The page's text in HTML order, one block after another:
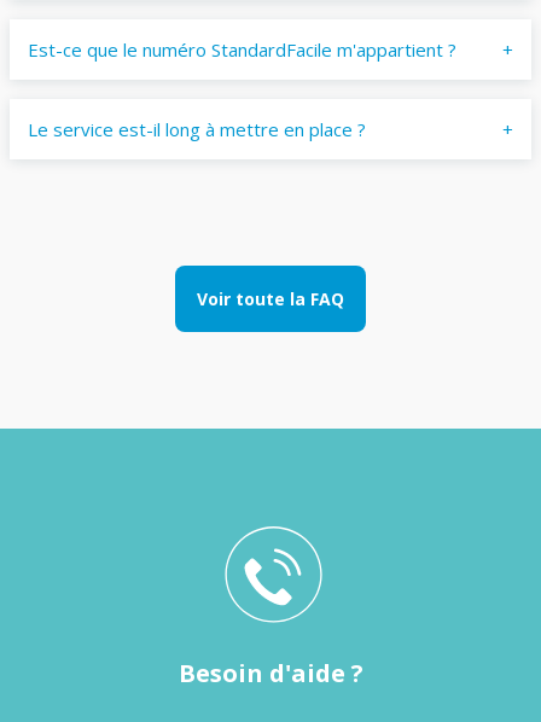
Est-ce que le numéro StandardFacile m'appartient ?
Le service est-il long à mettre en place ?
Voir toute la FAQ
Besoin d'aide ?